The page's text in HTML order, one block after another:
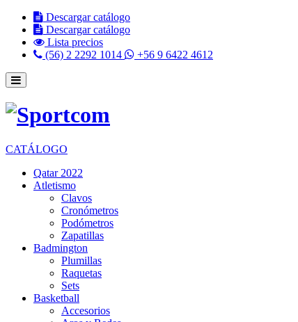
Descargar catálogo
Descargar catálogo
Lista precios
(56) 2 2292 1014
+56 9 6422 4612
CATÁLOGO
Qatar 2022
Atletismo
Clavos
Cronómetros
Podómetros
Zapatillas
Badmington
Plumillas
Raquetas
Sets
Basketball
Accesorios